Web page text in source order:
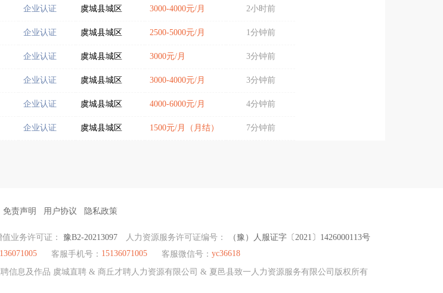
企业认证 虞城县城区 3000-4000元/月 2小时前
企业认证 虞城县城区 2500-5000元/月 1分钟前
企业认证 虞城县城区 3000元/月 3分钟前
企业认证 虞城县城区 3000-4000元/月 3分钟前
企业认证 虞城县城区 4000-6000元/月 4分钟前
企业认证 虞城县城区 1500元/月（月结） 7分钟前
免责声明 用户协议 隐私政策
值业务许可证： 豫B2-20213097 人力资源服务许可证编号：
（豫）人服证字〔2021〕1426000113号
客服手机号： 15136071005 客服微信号： yc36618
信息及作品 虞城直聘 & 商丘才聘人力资源有限公司 & 夏邑县致一人力资源服务有限公司版权所有